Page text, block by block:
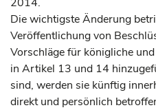
Die wichtigste Änderung
Veröffentlichung von
Vorschläge für königliche
in Artikel 13 und 14
sind, werden sie künftig
direkt und persönlich